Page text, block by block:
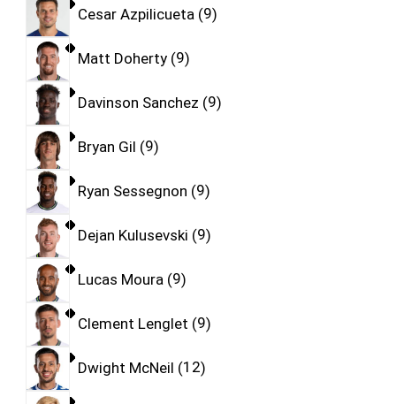
Cesar Azpilicueta 9
Matt Doherty 9
Davinson Sanchez 9
Bryan Gil 9
Ryan Sessegnon 9
Dejan Kulusevski 9
Lucas Moura 9
Clement Lenglet 9
Dwight McNeil 12